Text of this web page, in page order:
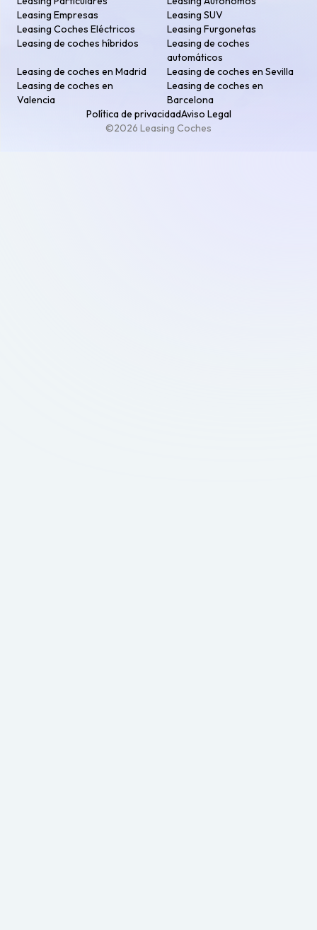
Leasing Empresas
Leasing SUV
Leasing Coches Eléctricos
Leasing Furgonetas
Leasing de coches híbridos
Leasing de coches
automáticos
Leasing de coches en Madrid
Leasing de coches en Sevilla
Leasing de coches en
Valencia
Leasing de coches en
Barcelona
Política de privacidadAviso Legal
©2026 Leasing Coches